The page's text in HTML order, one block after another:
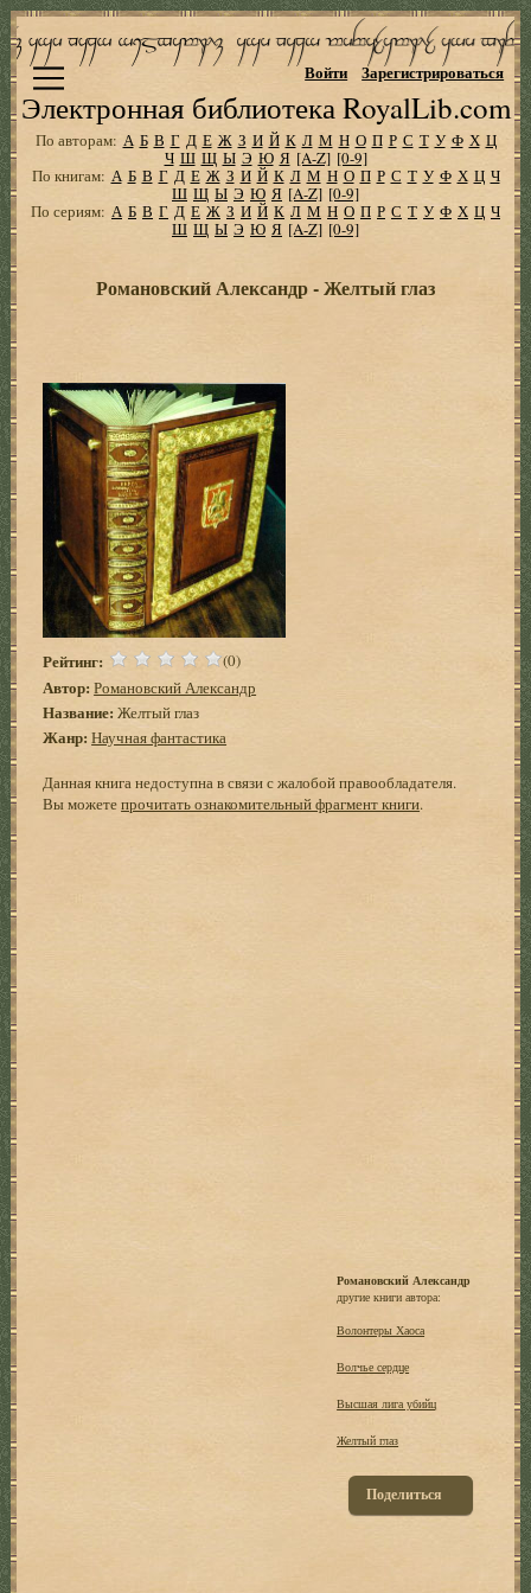
Электронная библиотека RoyalLib.com
Войти Зарегистрироваться
По авторам: А Б В Г Д Е Ж З И Й К Л М Н О П Р С Т У Ф Х Ц
Ч Ш Щ Ы Э Ю Я [A-Z] [0-9]
По книгам: А Б В Г Д Е Ж З И Й К Л М Н О П Р С Т У Ф Х Ц Ч
Ш Щ Ы Э Ю Я [A-Z] [0-9]
По сериям: А Б В Г Д Е Ж З И Й К Л М Н О П Р С Т У Ф Х Ц Ч
Ш Щ Ы Э Ю Я [A-Z] [0-9]
Романовский Александр - Желтый глаз
Рейтинг: (0)
Автор: Романовский Александр
Название: Желтый глаз
Жанр: Научная фантастика
Данная книга недоступна в связи с жалобой правообладателя.
Вы можетепрочитать ознакомительный фрагмент книги.
Романовский Александр
другие книги автора:
Волонтеры Хаоса
Волчье сердце
Высшая лига убийц
Желтый глаз
Поделиться